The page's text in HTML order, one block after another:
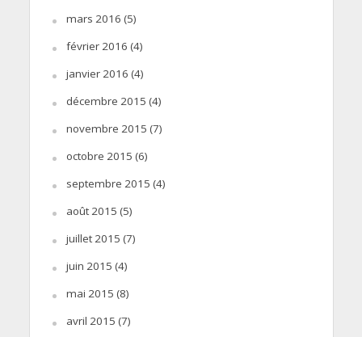
mars 2016 (5)
février 2016 (4)
janvier 2016 (4)
décembre 2015 (4)
novembre 2015 (7)
octobre 2015 (6)
septembre 2015 (4)
août 2015 (5)
juillet 2015 (7)
juin 2015 (4)
mai 2015 (8)
avril 2015 (7)